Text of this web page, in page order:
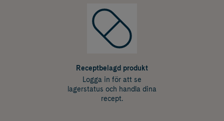
Receptbelagd produkt
Logga in för att se
lagerstatus och handla dina
recept.